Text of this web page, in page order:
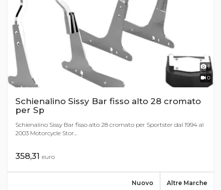
1
0
Schienalino Sissy Bar fisso alto 28 cromato
per Sp
Schienalino Sissy Bar fisso alto 28 cromato per Sportster dal 1994 al
2003 Motorcycle Stor...
358,31 euro
Altre Marche
Nuovo